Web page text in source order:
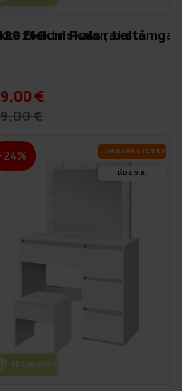
Polar, balts
Elektriskais
€
€
VA­SA­RAS IZ­SKA­ŅA
LĪDZ 9.8.
BEZ­MAK­SAS PIE­GĀ­DE